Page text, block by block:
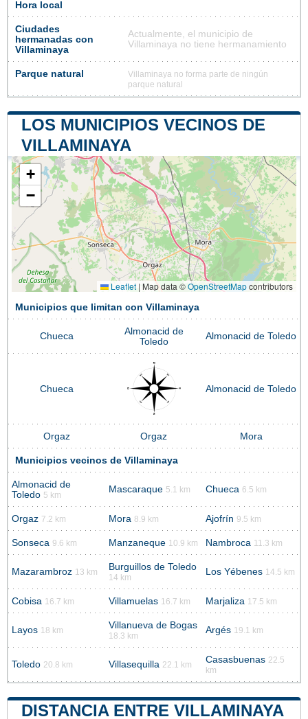
Hora local
Ciudades
hermanadas con
Villaminaya
Actualmente, el municipio de
Villaminaya no tiene hermanamiento
Parque natural
Villaminaya no forma parte de ningún
parque natural
LOS MUNICIPIOS VECINOS DE
VILLAMINAYA
+
−
Leaflet | Map data ©OpenStreetMapcontributors
Municipios que limitan con Villaminaya
Chueca
Almonacid de
Toledo
Almonacid de Toledo
Chueca Almonacid de Toledo
Orgaz Orgaz Mora
Municipios vecinos de Villaminaya
Almonacid de
Toledo 5 km
Mascaraque 5.1 km Chueca 6.5 km
Orgaz 7.2 km Mora 8.9 km Ajofrín 9.5 km
Sonseca 9.6 km Manzaneque 10.9 km Nambroca 11.3 km
Mazarambroz 13 km Burguillos de Toledo
14 km
Los Yébenes 14.5 km
Cobisa 16.7 km Villamuelas 16.7 km Marjaliza 17.5 km
Layos 18 km Villanueva de Bogas
18.3 km
Argés 19.1 km
Toledo 20.8 km Villasequilla 22.1 km Casasbuenas 22.5
km
DISTANCIA ENTRE VILLAMINAYA